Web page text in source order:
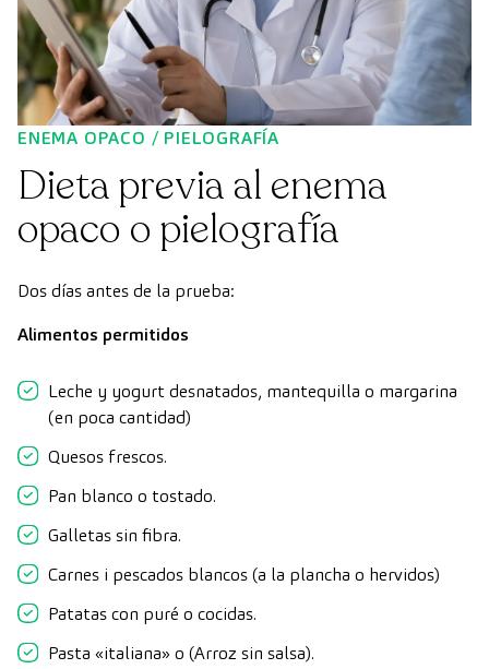
ENEMA OPACO / PIELOGRAFÍA
Dieta previa al enema
opaco o pielografía
Dos días antes de la prueba:
Alimentos permitidos
Leche y yogurt desnatados, mantequilla o margarina
(en poca cantidad)
Quesos frescos.
Pan blanco o tostado.
Galletas sin fibra.
Carnes i pescados blancos (a la plancha o hervidos)
Patatas con puré o cocidas.
Pasta «italiana» o (Arroz sin salsa).